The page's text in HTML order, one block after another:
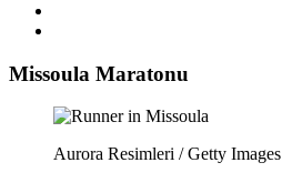
Missoula Maratonu
Aurora Resimleri / Getty Images